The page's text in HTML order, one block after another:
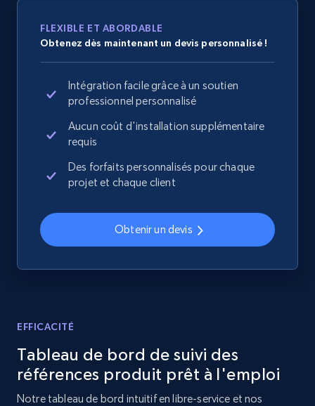
Home Depot US - Discover products by
specified UPC
URL, Domain, Country code, Model number,
Sku, Product id, Product name, Manufacturer,
355+ Commencer
specific category URL
Sku, Product id, Product name, Manufacturer,
and more.
FLEXIBLE ET ABORDABLE
Obtenez dès maintenant un devis personnalisé !
Intégration facile grâce à un soutien
professionnel personnalisé
Aucun coût d'installation supplémentaire
requis
Des forfaits personnalisés pour chaque
projet et chaque client
Obtenir un devis
EFFICACITÉ
Tableau de bord de suivi des
références produit prêt à l'emploi
Notre tableau de bord intuitif en libre-service et nos